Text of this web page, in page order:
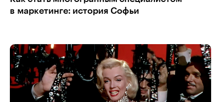
в маркетинге: история Софьи